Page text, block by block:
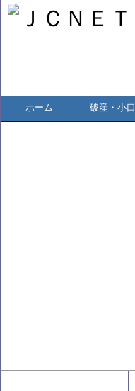
ホーム 破産・小口